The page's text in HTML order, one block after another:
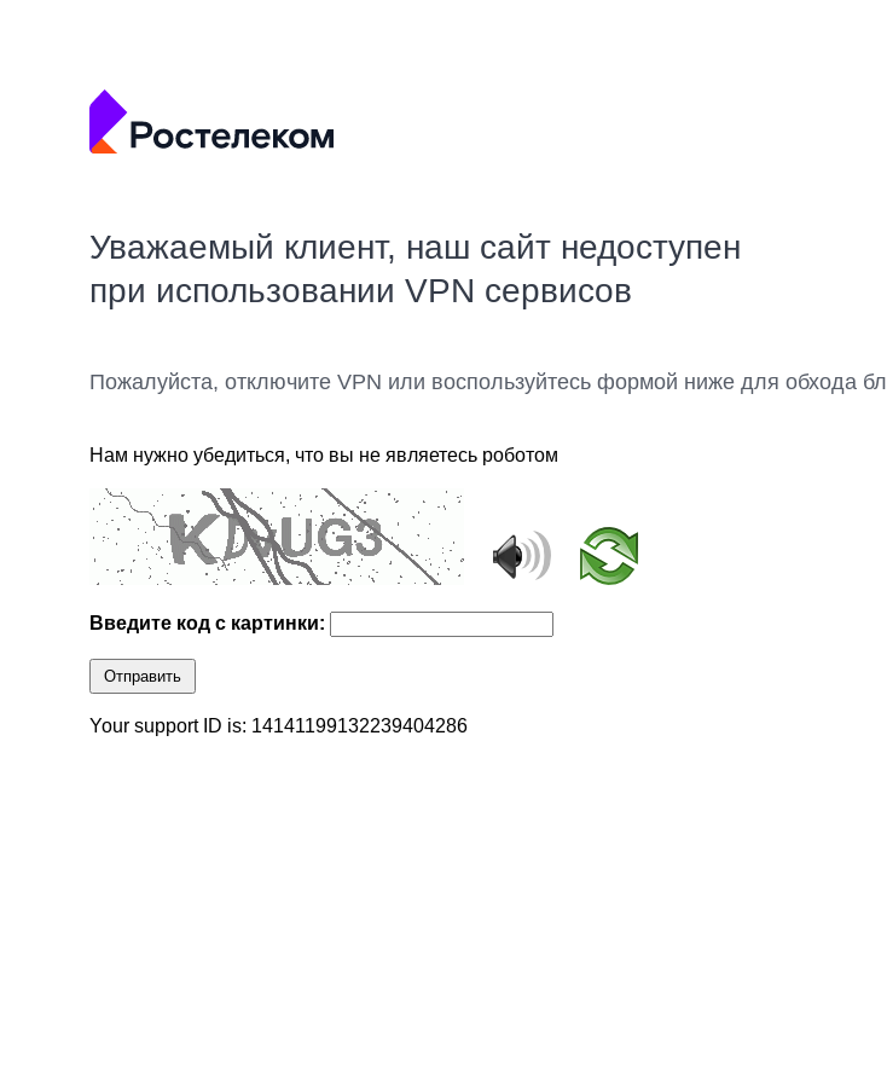
Уважаемый клиент, наш сайт недоступен
при использовании VPN сервисов
Пожалуйста, отключите VPN или воспользуйтесь формой ниже для обхода
Нам нужно убедиться, что вы не являетесь роботом
Введите код с картинки:
Отправить
Your support ID is: 14141199132239404286